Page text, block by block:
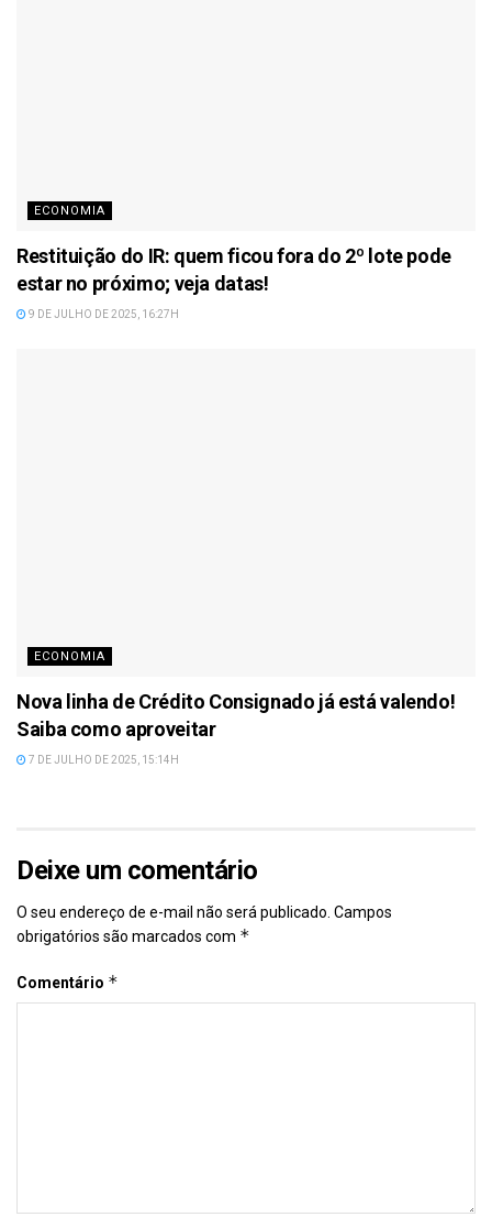
ECONOMIA
Restituição do IR: quem ficou fora do 2º lote pode
estar no próximo; veja datas!
9 DE JULHO DE 2025, 16:27H
ECONOMIA
Nova linha de Crédito Consignado já está valendo!
Saiba como aproveitar
7 DE JULHO DE 2025, 15:14H
Deixe um comentário
O seu endereço de e-mail não será publicado. Campos
obrigatórios são marcados com *
Comentário *